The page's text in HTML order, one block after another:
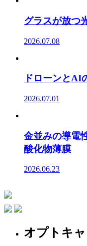
グラスが放つ
2026.07.08
ドローンと
2026.07.01
金並みの導電
酸化物薄膜
2026.06.23
オプトキ